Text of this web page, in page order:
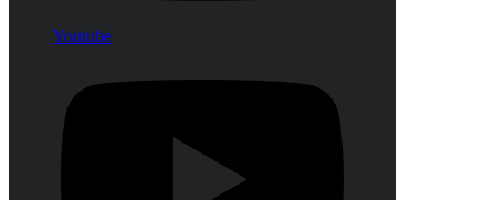
Youtube